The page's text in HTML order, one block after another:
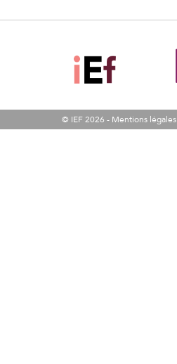
© IEF 2026 - Mentions légales